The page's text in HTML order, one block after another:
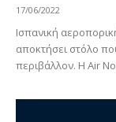
17/06/2022
Ισπανική
αποκτήσει στόλο
περιβάλλον. Η Air